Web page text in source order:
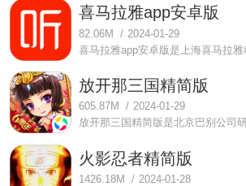
喜马拉雅app安卓版
82.06M / 2024-01-29
放开那三国精简版
605.87M / 2024-01-29
火影忍者精简版
1426.18M / 2024-01-28